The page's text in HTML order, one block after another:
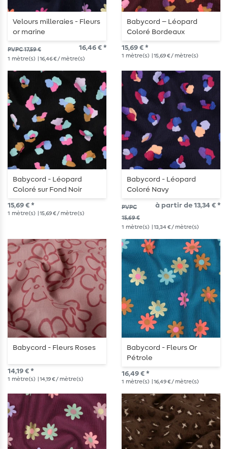
Velours milleraies - Fleurs
or marine
PVPC 17,59 € 16,46 € *
1 mètre(s) | 16,46 € / mètre(s)
Babycord – Léopard
Coloré Bordeaux
15,69 € *
1 mètre(s) | 15,69 € / mètre(s)
Babycord - Léopard
Coloré sur Fond Noir
15,69 € *
1 mètre(s) | 15,69 € / mètre(s)
Babycord - Léopard
Coloré Navy
PVPC
15,69 €
à partir de 13,34 € *
1 mètre(s) | 13,34 € / mètre(s)
Babycord - Fleurs Roses
14,19 € *
1 mètre(s) | 14,19 € / mètre(s)
Babycord - Fleurs Or
Pétrole
16,49 € *
1 mètre(s) | 16,49 € / mètre(s)